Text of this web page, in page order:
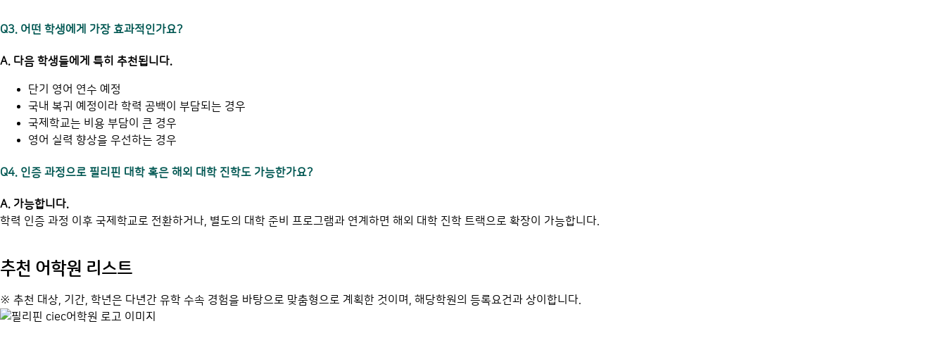
Q3. 어떤 학생에게 가장 효과적인가요?
A. 다음 학생들에게 특히 추천됩니다.
단기 영어 연수 예정
국내 복귀 예정이라 학력 공백이 부담되는 경우
국제학교는 비용 부담이 큰 경우
영어 실력 향상을 우선하는 경우
Q4. 인증 과정으로 필리핀 대학 혹은 해외 대학 진학도 가능한가요?
A. 가능합니다.
학력 인증 과정 이후 국제학교로 전환하거나, 별도의 대학 준비 프로그램과 연계하면 해외 대학 진학 트랙으로 확장이 가능합니다.
추천 어학원 리스트
※ 추천 대상, 기간, 학년은 다년간 유학 수속 경험을 바탕으로 맞춤형으로 계획한 것이며, 해당학원의 등록요건과 상이합니다.